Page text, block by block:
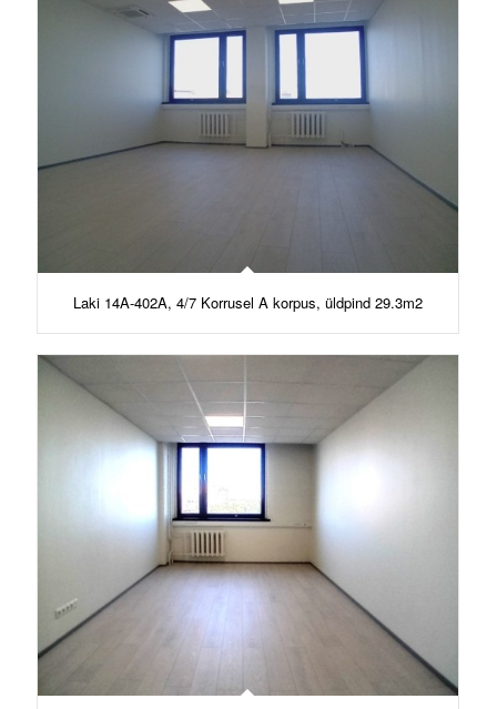
Laki 14A-402A, 4/7 Korrusel A korpus, üldpind 29.3m2